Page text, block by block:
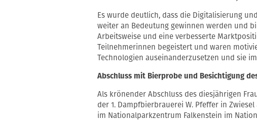
Es wurde deutlich, dass die Digitalisierung
weiter an Bedeutung gewinnen werden und
Arbeitsweise und eine verbesserte
Teilnehmerinnen begeistert und waren
Technologien auseinanderzusetzen und sie
Abschluss mit Bierprobe und Besichtigung
Als krönender Abschluss des diesjährigen
der 1. Dampfbierbrauerei W. Pfeffer in
im Nationalparkzentrum Falkenstein im